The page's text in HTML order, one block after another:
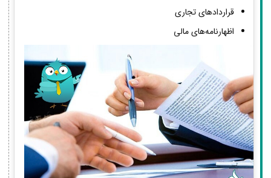
قراردادهای تجاری
اظهارنامه‌های مالی